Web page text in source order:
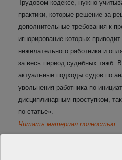
Трудовом кодексе, нужно
практики, которые решение за
дополнительные требования к
игнорирование которых
нежелательного работника и
за весь период судебных тяжб.
актуальные подходы судов по
увольнения работника по
дисциплинарным проступком,
по статье».
Читать материал полностью